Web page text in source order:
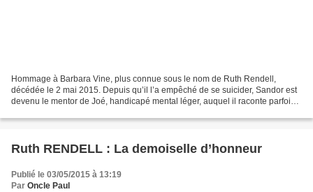
Hommage à Barbara Vine, plus connue sous le nom de Ruth Rendell,
décédée le 2 mai 2015. Depuis qu’il l’a empêché de se suicider, Sandor est
devenu le mentor de Joé, handicapé mental léger, auquel il raconte parfois
Ruth RENDELL : La demoiselle d’honneur
Publié le 03/05/2015 à 13:19
Par Oncle Paul